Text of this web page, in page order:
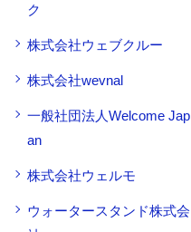
ク
株式会社ウェブクルー
株式会社wevnal
一般社団法人Welcome Jap
an
株式会社ウェルモ
ウォータースタンド株式会